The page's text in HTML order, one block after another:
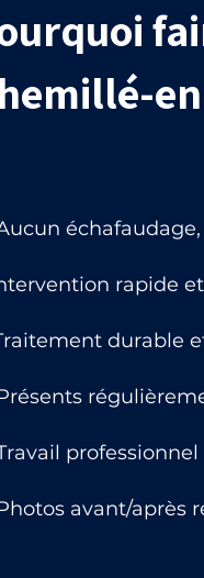
rapide
durable
professionnel
avant/après